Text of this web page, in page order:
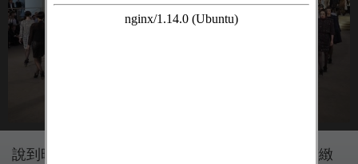
說到時尚，每個人都會想到 CHANEL，不論是精緻